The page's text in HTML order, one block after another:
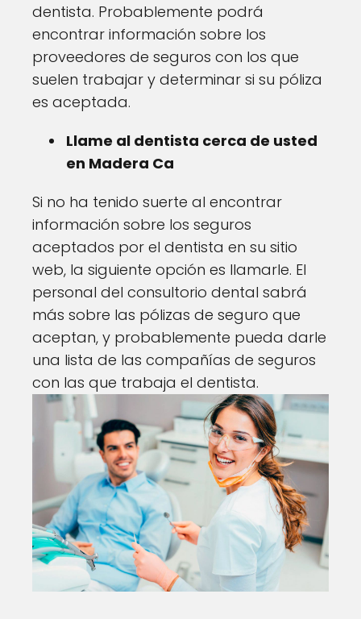
dentista. Probablemente podrá
encontrar información sobre los
proveedores de seguros con los que
suelen trabajar y determinar si su póliza
es aceptada.
Llame al dentista cerca de usted
en Madera Ca
Si no ha tenido suerte al encontrar
información sobre los seguros
aceptados por el dentista en su sitio
web, la siguiente opción es llamarle. El
personal del consultorio dental sabrá
más sobre las pólizas de seguro que
aceptan, y probablemente pueda darle
una lista de las compañías de seguros
con las que trabaja el dentista.